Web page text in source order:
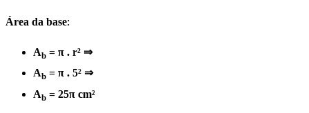
Área da base:
Ab = π . r² ⇒
Ab = π . 5² ⇒
Ab = 25π cm²